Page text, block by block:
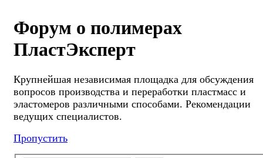
Форум о полимерах
ПластЭксперт
Крупнейшая независимая площадка для обсуждения
вопросов производства и переработки пластмасс и
эластомеров различными способами. Рекомендации
ведущих специалистов.
Пропустить